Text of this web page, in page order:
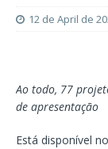
12 de April de
Ao todo, 77
de apresentação
Está disponível